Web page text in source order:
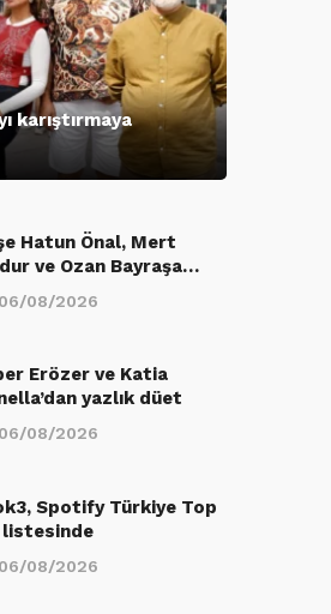
karıştırmaya
Hatun Önal, Mert
ve Ozan Bayraşa…
06/08/2026
Erözer ve Katia
yazlık düet
06/08/2026
Spotify Türkiye Top
listesinde
06/08/2026